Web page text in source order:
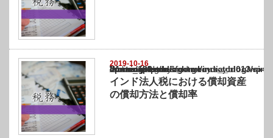
2019-10-16
Warning
: Undefined array key "show_category" in
/home/netst/kuno-cpa.co.jp/public_html/india_blog/wp-content/themes/
on line183
インド法人税における償却資産
の償却方法と償却率